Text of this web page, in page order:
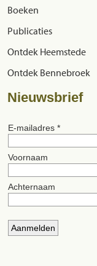
Boeken
Publicaties
Ontdek Heemstede
Ontdek Bennebroek
Nieuwsbrief